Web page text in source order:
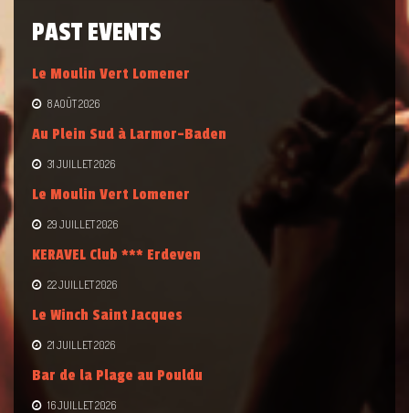
PAST EVENTS
Le Moulin Vert Lomener
8 AOÛT 2026
Au Plein Sud à Larmor-Baden
31 JUILLET 2026
Le Moulin Vert Lomener
29 JUILLET 2026
KERAVEL Club *** Erdeven
22 JUILLET 2026
Le Winch Saint Jacques
21 JUILLET 2026
Bar de la Plage au Pouldu
16 JUILLET 2026